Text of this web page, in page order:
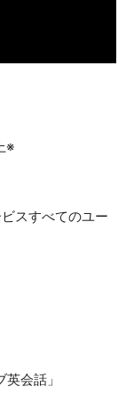
※
スすべてのユー
会話」